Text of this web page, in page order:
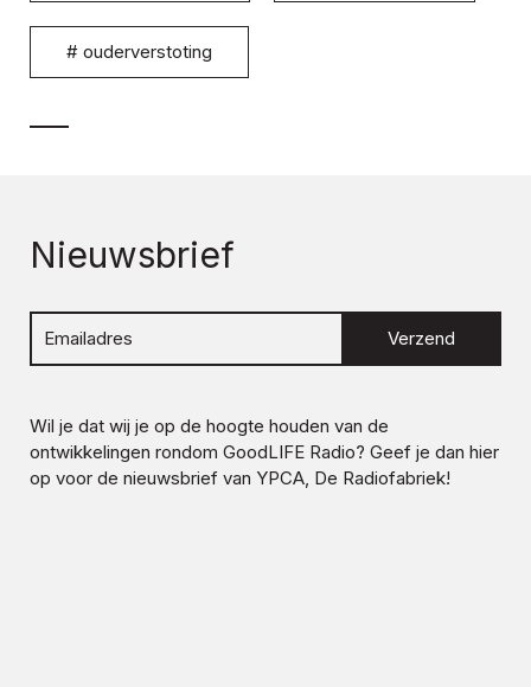
# ouderverstoting
Nieuwsbrief
Verzend
Wil je dat wij je op de hoogte houden van de
ontwikkelingen rondom GoodLIFE Radio? Geef je dan hier
op voor de nieuwsbrief van YPCA, De Radiofabriek!